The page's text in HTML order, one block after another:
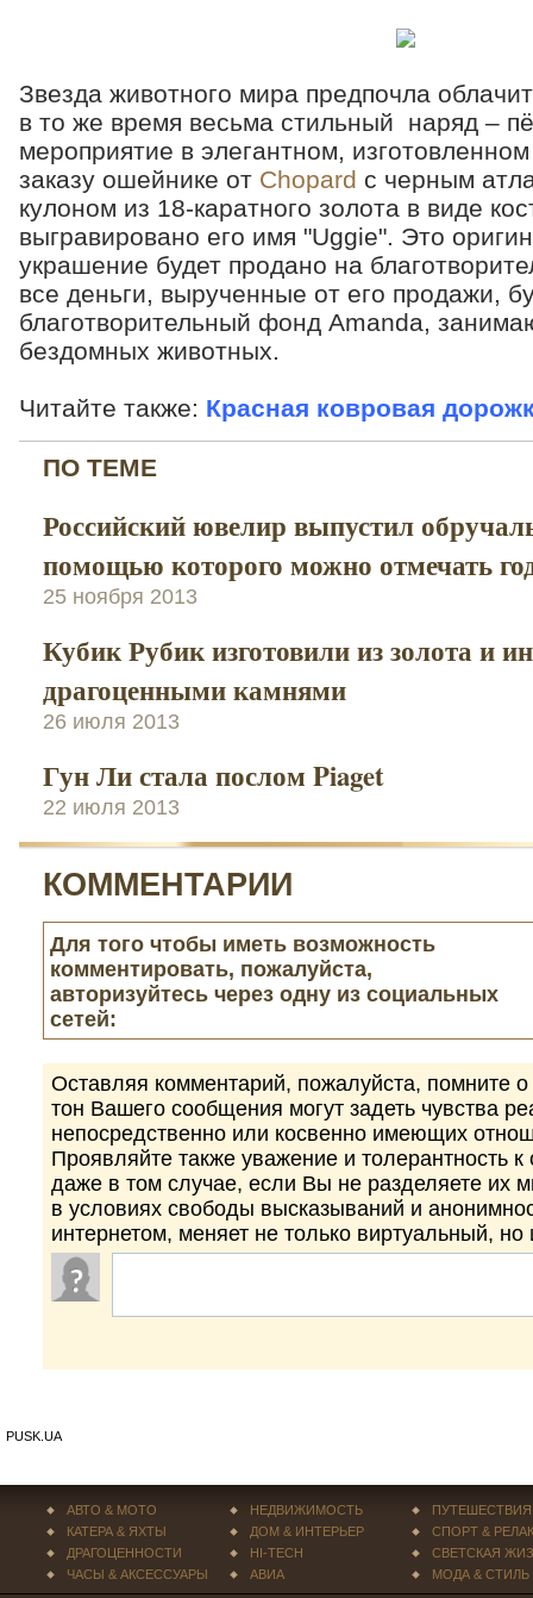
Звезда животного мира предпочла
в то же время весьма стильный наряд –
мероприятие в элегантном,
заказу ошейнике от Chopard с черным
кулоном из 18-каратного золота в виде
выгравировано его имя "Uggie". Это
украшение будет продано на
все деньги, вырученные от его продажи,
благотворительный фонд Amanda,
бездомных животных.
Читайте также: Красная ковровая
ПО ТЕМЕ
Российский ювелир выпустил
помощью которого можно отмечать
25 ноября 2013
Кубик Рубик изготовили из золота и
драгоценными камнями
26 июля 2013
Гун Ли стала послом Piaget
22 июля 2013
КОММЕНТАРИИ
Для того чтобы иметь возможность
комментировать, пожалуйста,
авторизуйтесь через одну из социальных
сетей:
Оставляя комментарий, пожалуйста, помните
тон Вашего сообщения могут задеть чувства
непосредственно или косвенно имеющих
Проявляйте также уважение и толерантность
даже в том случае, если Вы не разделяете их
в условиях свободы высказываний и
интернетом, меняет не только виртуальный,
PUSK.UA
АВТО & МОТО
КАТЕРА & ЯХТЫ
ДРАГОЦЕННОСТИ
ЧАСЫ & АКСЕССУАРЫ
НЕДВИЖИМОСТЬ
ДОМ & ИНТЕРЬЕР
HI-TECH
АВИА
ПУТЕШЕСТВИЯ
СПОРТ &
СВЕТСКАЯ
МОДА & СТИЛЬ